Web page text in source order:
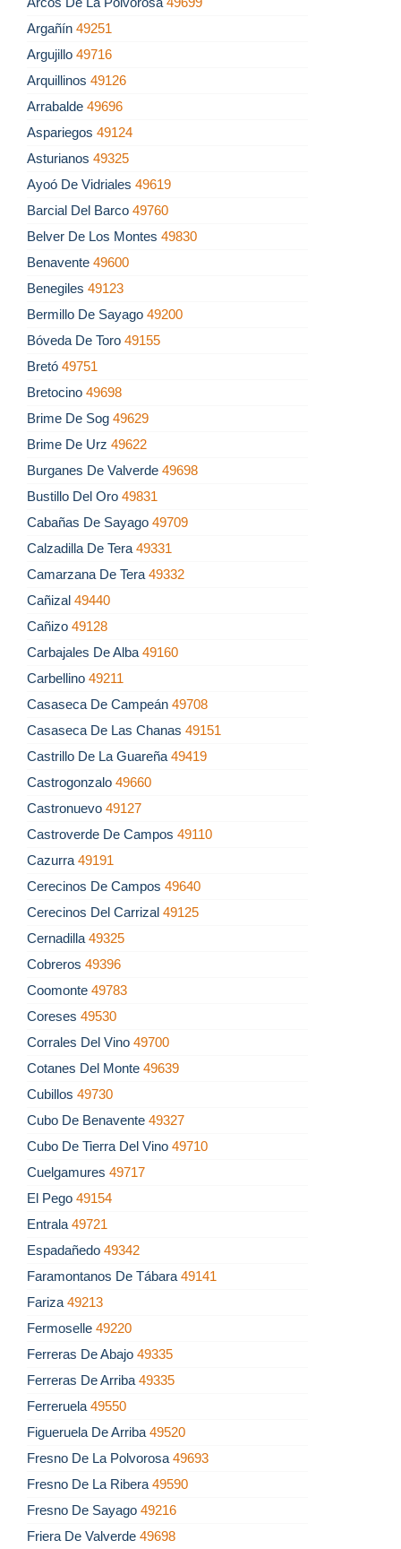
Argañín 49251
Argujillo 49716
Arquillinos 49126
Arrabalde 49696
Aspariegos 49124
Asturianos 49325
Ayoó De Vidriales 49619
Barcial Del Barco 49760
Belver De Los Montes 49830
Benavente 49600
Benegiles 49123
Bermillo De Sayago 49200
Bóveda De Toro 49155
Bretó 49751
Bretocino 49698
Brime De Sog 49629
Brime De Urz 49622
Burganes De Valverde 49698
Bustillo Del Oro 49831
Cabañas De Sayago 49709
Calzadilla De Tera 49331
Camarzana De Tera 49332
Cañizal 49440
Cañizo 49128
Carbajales De Alba 49160
Carbellino 49211
Casaseca De Campeán 49708
Casaseca De Las Chanas 49151
Castrillo De La Guareña 49419
Castrogonzalo 49660
Castronuevo 49127
Castroverde De Campos 49110
Cazurra 49191
Cerecinos De Campos 49640
Cerecinos Del Carrizal 49125
Cernadilla 49325
Cobreros 49396
Coomonte 49783
Coreses 49530
Corrales Del Vino 49700
Cotanes Del Monte 49639
Cubillos 49730
Cubo De Benavente 49327
Cubo De Tierra Del Vino 49710
Cuelgamures 49717
El Pego 49154
Entrala 49721
Espadañedo 49342
Faramontanos De Tábara 49141
Fariza 49213
Fermoselle 49220
Ferreras De Abajo 49335
Ferreras De Arriba 49335
Ferreruela 49550
Figueruela De Arriba 49520
Fresno De La Polvorosa 49693
Fresno De La Ribera 49590
Fresno De Sayago 49216
Friera De Valverde 49698